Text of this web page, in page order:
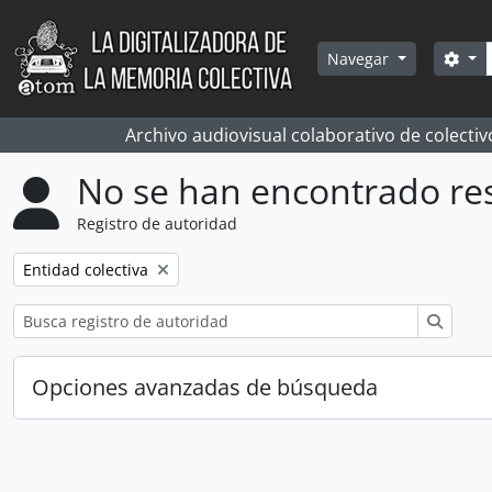
Skip to main content
Navegar
Archivo audiovisual colaborativo de
No se han encontrado
Registro de autoridad
Remove filter:
Entidad colectiva
Opciones avanzadas de búsqueda